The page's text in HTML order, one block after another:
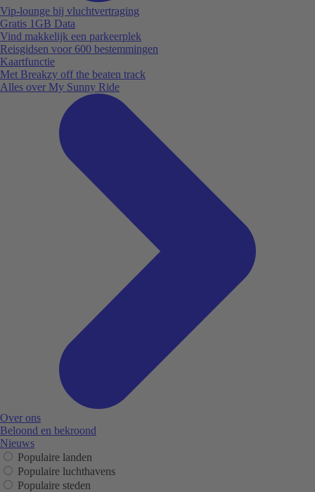
Vip-lounge bij vluchtvertraging
Gratis 1GB Data
Vind makkelijk een parkeerplek
Reisgidsen voor 600 bestemmingen
Kaartfunctie
Met Breakzy off the beaten track
Alles over My Sunny Ride
Over ons
Beloond en bekroond
Nieuws
Populaire landen
Populaire luchthavens
Populaire steden